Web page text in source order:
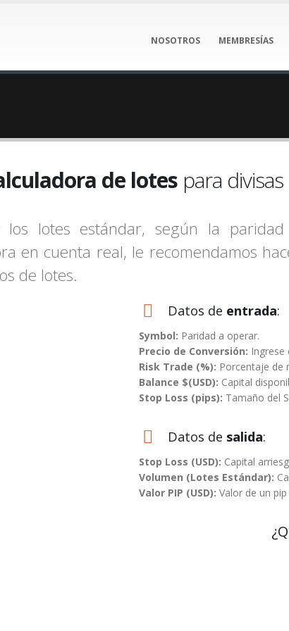
NOSOTROS MEMBRESÍAS
de lotespara divisas
los lotes estándar, según la
en cuenta real, le recomendamos
de lotes.
Datos de entrada:
Symbol: Paridad a operar.
Precio de Conversión: Ingrese
Risk Trade (%): Porcentaje de
Balance $(USD): Capital
Stop Loss (pips): Tamaño del
Datos de salida:
Stop Loss (USD): Capital
Volumen (Lotes Estándar):
Valor PIP (USD): Valor de un